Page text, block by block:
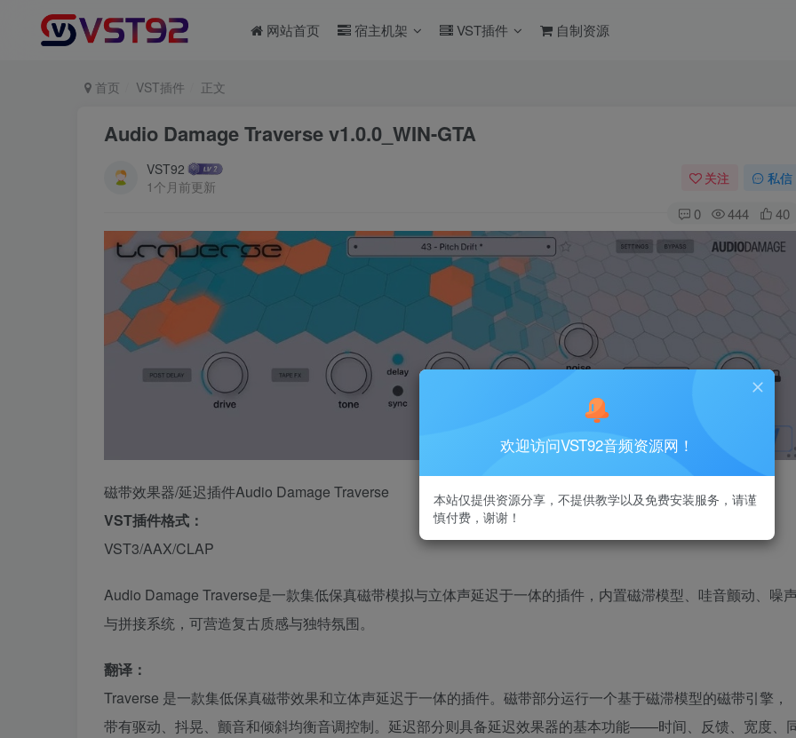
网站首页 宿主机架 VST插件 自制资源
首页 VST插件 正文
Audio Damage Traverse v1.0.0_WIN-GTA
VST92
1个月前更新
关注 私信
0 444 40
磁带效果器/延迟插件Audio Damage Traverse
VST插件格式：
VST3/AAX/CLAP
Audio Damage Traverse是一款集低保真磁带模拟与立体声延迟于一体的插件，内置磁滞模型、哇音颤动、噪
与拼接系统，可营造复古质感与独特氛围。
翻译：
Traverse 是一款集低保真磁带效果和立体声延迟于一体的插件。磁带部分运行一个基于磁滞模型的磁带引擎，
带有驱动、抖晃、颤音和倾斜均衡音调控制。延迟部分则具备延迟效果器的基本功能——时间、反馈、宽度、
欢迎访问VST92音频资源网！
本站仅提供资源分享，不提供教学以及免费安装服务，请谨
慎付费，谢谢！